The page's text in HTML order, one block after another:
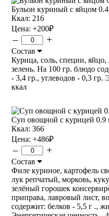
Бульон куриный с яйцом
Ккал: 216
Цена: +200₽
– +
Состав
Курица, соль, специи,
зелень. На 100 гр. блюдо
- 3,4 гр., углеводов - 0,3 гр.
ккал
Суп овощной с курицей 0.9
Ккал: 366
Цена: +486₽
– +
Состав
Филе куриное, картофель
лук репчатый, морковь,
зелёный горошек
приправа, лавровый лист,
содержит: белков - 5,5 г .,